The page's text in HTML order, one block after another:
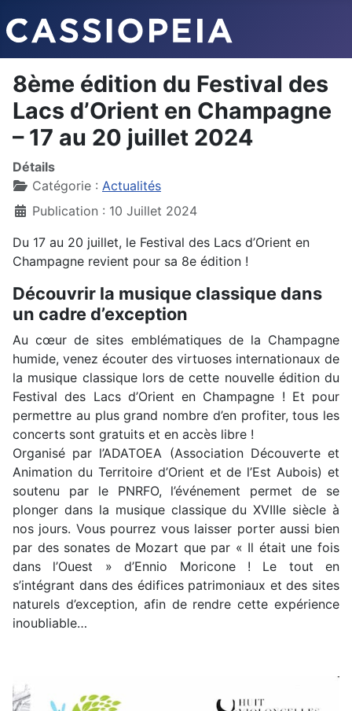
8ème édition du Festival des
Lacs d’Orient en Champagne
– 17 au 20 juillet 2024
Détails
Catégorie : Actualités
Publication : 10 Juillet 2024
Du 17 au 20 juillet, le Festival des Lacs d’Orient en
Champagne revient pour sa 8e édition !
Découvrir la musique classique dans
un cadre d’exception
Au cœur de sites emblématiques de la Champagne
humide, venez écouter des virtuoses internationaux de
la musique classique lors de cette nouvelle édition du
Festival des Lacs d’Orient en Champagne ! Et pour
permettre au plus grand nombre d’en profiter, tous les
concerts sont gratuits et en accès libre !
Organisé par l’ADATOEA (Association Découverte et
Animation du Territoire d’Orient et de l’Est Aubois) et
soutenu par le PNRFO, l’événement permet de se
plonger dans la musique classique du XVIIIe siècle à
nos jours. Vous pourrez vous laisser porter aussi bien
par des sonates de Mozart que par « Il était une fois
dans l’Ouest » d’Ennio Moricone ! Le tout en
s’intégrant dans des édifices patrimoniaux et des sites
naturels d’exception, afin de rendre cette expérience
inoubliable…